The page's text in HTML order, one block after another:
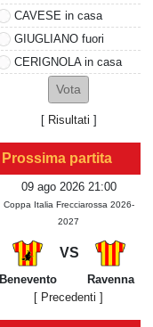
CAVESE in casa
GIUGLIANO fuori
CERIGNOLA in casa
[ Risultati ]
Prossima partita
09 ago 2026 21:00
Coppa Italia Frecciarossa 2026-
2027
VS
Benevento
Ravenna
[ Precedenti ]